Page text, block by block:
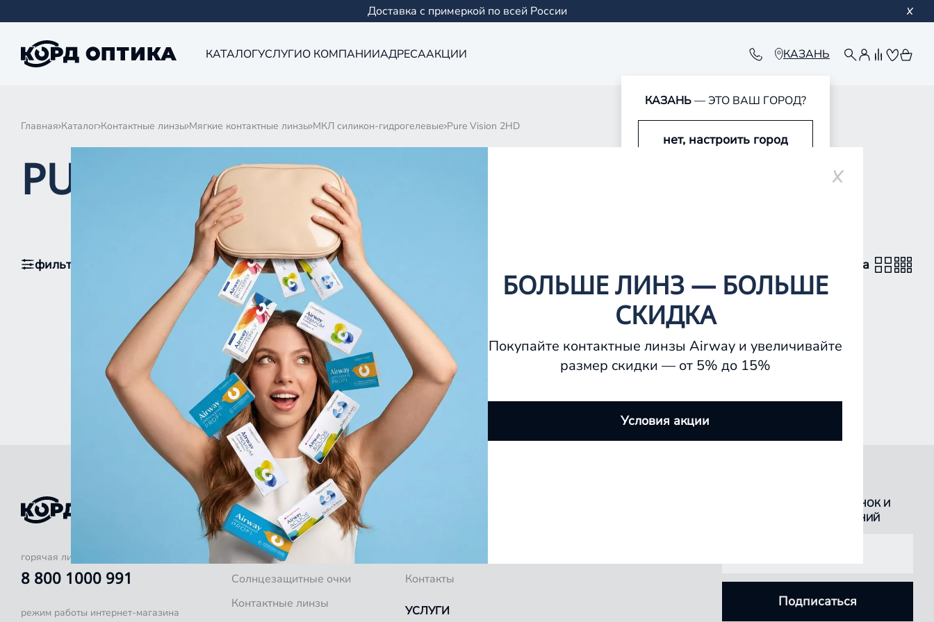
Доставка с примеркой по всей России
КАТАЛОГУСЛУГИО КОМПАНИИАДРЕСААКЦИИ КАЗАНЬ
КАЗАНЬ— ЭТО ВАШ ГОРОД?
нет, настроить город
Главная Каталог Контактные линзы Мягкие контактные линзы МКЛ силикон-гидрогелевые Pure Vision 2HD
PURE VISION 2HD
фильтры вид каталога
горячая линия
8 800 1000 991
режим работы интернет-магазина
КАТАЛОГ
Оправы для очков
Готовые очки
Солнцезащитные очки
Контактные линзы
Контакты
УСЛУГИ
БУДЬТЕ В КУРСЕ ВСЕХ НОВИНОК И
СПЕЦИАЛЬНЫХ ПРЕДЛОЖЕНИЙ
Подписаться
БОЛЬШЕ ЛИНЗ — БОЛЬШЕ
СКИДКА
Покупайте контактные линзы Airway и увеличивайте
размер скидки — от 5% до 15%
Условия акции